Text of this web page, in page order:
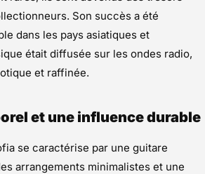
Son succès a été
dans les pays asiatiques et
était diffusée sur les ondes radio,
et raffinée.
et une influence durable
se caractérise par une guitare
arrangements minimalistes et une